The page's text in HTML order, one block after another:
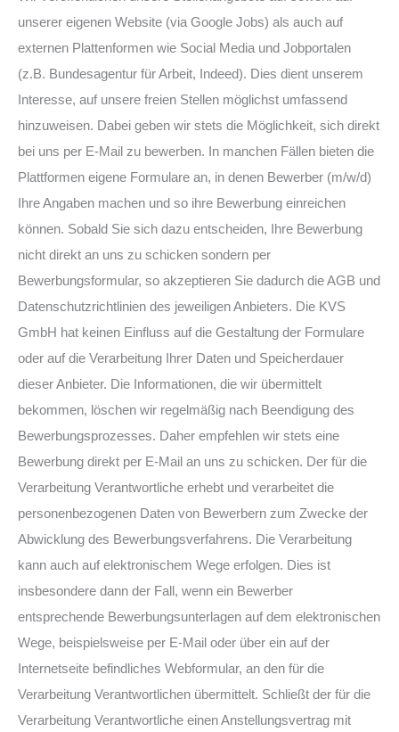
unserer eigenen Website (via Google Jobs) als auch auf
externen Plattenformen wie Social Media und Jobportalen
(z.B. Bundesagentur für Arbeit, Indeed). Dies dient unserem
Interesse, auf unsere freien Stellen möglichst umfassend
hinzuweisen. Dabei geben wir stets die Möglichkeit, sich direkt
bei uns per E-Mail zu bewerben. In manchen Fällen bieten die
Plattformen eigene Formulare an, in denen Bewerber (m/w/d)
Ihre Angaben machen und so ihre Bewerbung einreichen
können. Sobald Sie sich dazu entscheiden, Ihre Bewerbung
nicht direkt an uns zu schicken sondern per
Bewerbungsformular, so akzeptieren Sie dadurch die AGB und
Datenschutzrichtlinien des jeweiligen Anbieters. Die KVS
GmbH hat keinen Einfluss auf die Gestaltung der Formulare
oder auf die Verarbeitung Ihrer Daten und Speicherdauer
dieser Anbieter. Die Informationen, die wir übermittelt
bekommen, löschen wir regelmäßig nach Beendigung des
Bewerbungsprozesses. Daher empfehlen wir stets eine
Bewerbung direkt per E-Mail an uns zu schicken. Der für die
Verarbeitung Verantwortliche erhebt und verarbeitet die
personenbezogenen Daten von Bewerbern zum Zwecke der
Abwicklung des Bewerbungsverfahrens. Die Verarbeitung
kann auch auf elektronischem Wege erfolgen. Dies ist
insbesondere dann der Fall, wenn ein Bewerber
entsprechende Bewerbungsunterlagen auf dem elektronischen
Wege, beispielsweise per E-Mail oder über ein auf der
Internetseite befindliches Webformular, an den für die
Verarbeitung Verantwortlichen übermittelt. Schließt der für die
Verarbeitung Verantwortliche einen Anstellungsvertrag mit